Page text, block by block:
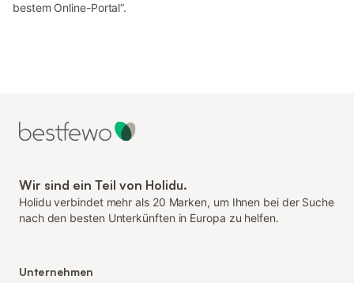
bestem Online-Portal“.
Wir sind ein Teil von Holidu.
Holidu verbindet mehr als 20 Marken, um Ihnen bei der Suche
nach den besten Unterkünften in Europa zu helfen.
Unternehmen